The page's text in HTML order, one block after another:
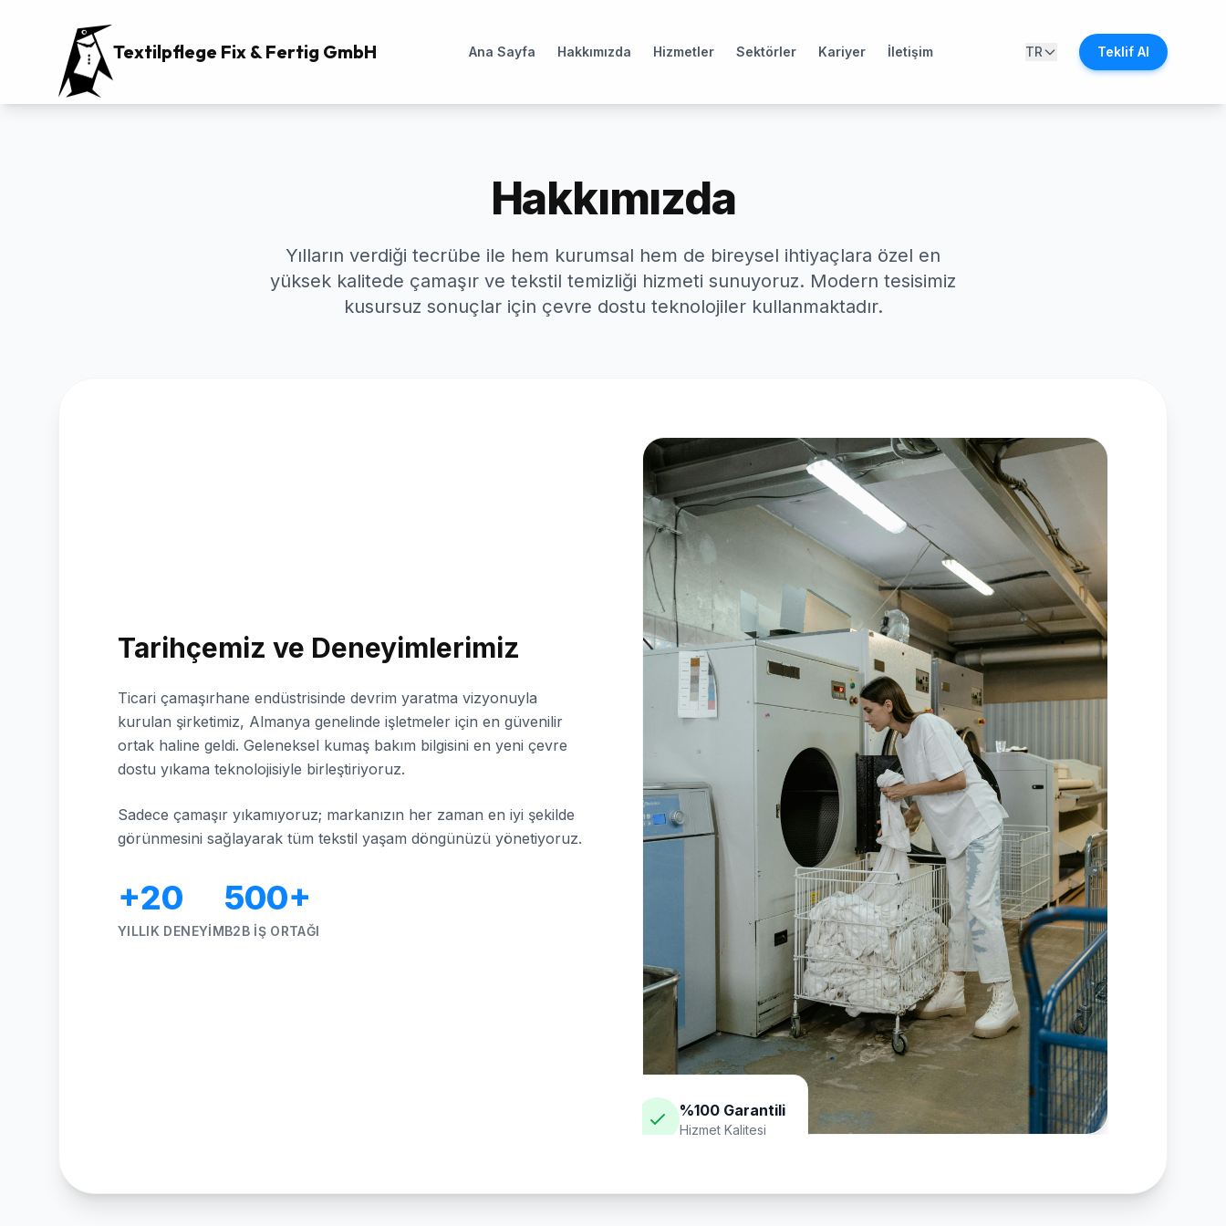
Textilpflege Fix & Fertig GmbH Ana Sayfa Hakkımızda Hizmetler Sektörler Kariyer İletişim TR Teklif Al
Hakkımızda
Yılların verdiği tecrübe ile hem kurumsal hem de bireysel ihtiyaçlara özel en
yüksek kalitede çamaşır ve tekstil temizliği hizmeti sunuyoruz. Modern tesisimiz
kusursuz sonuçlar için çevre dostu teknolojiler kullanmaktadır.
Tarihçemiz ve Deneyimlerimiz
Ticari çamaşırhane endüstrisinde devrim yaratma vizyonuyla
kurulan şirketimiz, Almanya genelinde işletmeler için en güvenilir
ortak haline geldi. Geleneksel kumaş bakım bilgisini en yeni çevre
dostu yıkama teknolojisiyle birleştiriyoruz.
Sadece çamaşır yıkamıyoruz; markanızın her zaman en iyi şekilde
görünmesini sağlayarak tüm tekstil yaşam döngünüzü yönetiyoruz.
+20
YILLIK DENEYIM
500+
B2B İŞ ORTAĞI
%100 Garantili
Hizmet Kalitesi